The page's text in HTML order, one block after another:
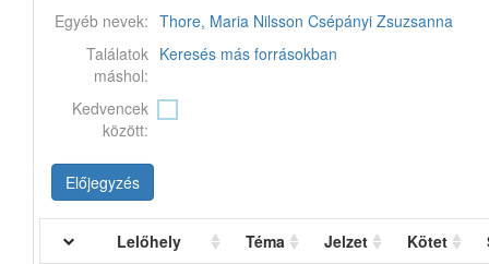
Egyéb nevek: Thore, Maria Nilsson Csépányi Zsuzsanna
Találatok
máshol:
Keresés más forrásokban
Kedvencek
között:
Előjegyzés
Lelőhely Téma Jelzet Kötet